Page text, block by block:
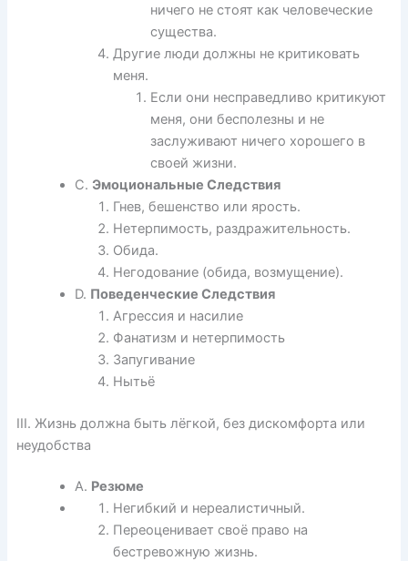
ничего не стоят как человеческие
существа.
Другие люди должны не критиковать
меня.
Если они несправедливо критикуют
меня, они бесполезны и не
заслуживают ничего хорошего в
своей жизни.
C. Эмоциональные Следствия
Гнев, бешенство или ярость.
Нетерпимость, раздражительность.
Обида.
Негодование (обида, возмущение).
D. Поведенческие Следствия
Агрессия и насилие
Фанатизм и нетерпимость
Запугивание
Нытьё
III. Жизнь должна быть лёгкой, без дискомфорта или
неудобства
A. Резюме
Негибкий и нереалистичный.
Переоценивает своё право на
бестревожную жизнь.